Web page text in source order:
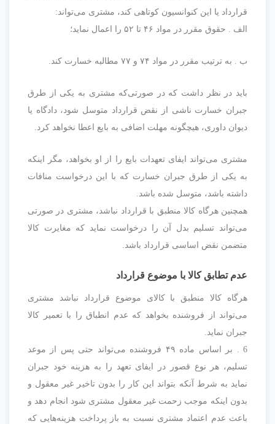
قرارداد یا این کنوانسیون کوتاهی کند، مشتری می‌تواند:
الف . حقوق مقرر در مواد ۴۶ تا ۵۲ را اعمال نماید؛
ب . به ترتیب مقرر در مواد ۷۴ و ۷۷ مطالبه خسارت کند.
باید در نظر داشت که در صورتی‌که مشتری به یکی از طرق
جبران خسارت ناشی از نقض قرارداد متوسل شود، دادگاه یا
دیوان داوری، هیچگونه مهلت اضافی به بایع اعطا نخواهد کرد.
مشتری می‌تواند ایفای تعهدات بایع را از او بخواهد، مگر اینکه
به یکی از طرق جبران خسارت که با این درخواست منافات
داشته باشد، متوسل شده باشد.
همچنین هرگاه کالا منطبق با قرارداد نباشد، مشتری در صورتی
می‌تواند تسلیم بدل آن را درخواست نماید که مغایرت کالا
متضمن نقض اساسی قرارداد باشد.
عدم تطابق کالا با موضوع قرارداد
هرگاه کالا منطبق با کالای موضوع قرارداد نباشد مشتری
می‌تواند از فروشنده بخواهد که عدم انطباق را با تعمیر کالا
جبران نماید.
6 . بر اساس ماده ۴۹ فروشنده می‌تواند حتی پس از موعد
تسلیم، هر نوع قصور در ایفای تعهد را به هزینه خود جبران
نماید به شرط آنکه بتواند این کار را بدون تاخیر غیر معقول و
بدون اینکه موجب زحمت غیر معقول مشتری شود انجام دهد و
باعث عدم اعتماد مشتری نسبت به باز پرداخت هزینه‌هایی که